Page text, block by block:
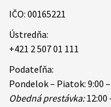
IČO: 00165221
Ústredňa:
+421 2 507 01 111
Podateľňa:
Pondelok – Piatok: 9:00 –
Obedná prestávka:12:00